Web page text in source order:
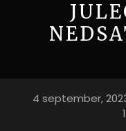
4 september,